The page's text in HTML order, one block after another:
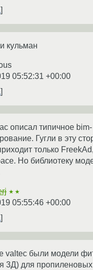
кульман
05:52:31 +00:00
описал типичное bim-
Гугли в эту
только FreekAd,
Но библиотеку
★★
05:55:46 +00:00
valtec были модели
3Д) для пропиленовых